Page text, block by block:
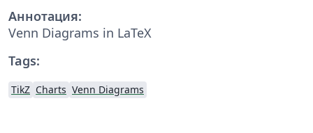
Аннотация:
Venn Diagrams in LaTeX
Tags:
TikZ Charts Venn Diagrams